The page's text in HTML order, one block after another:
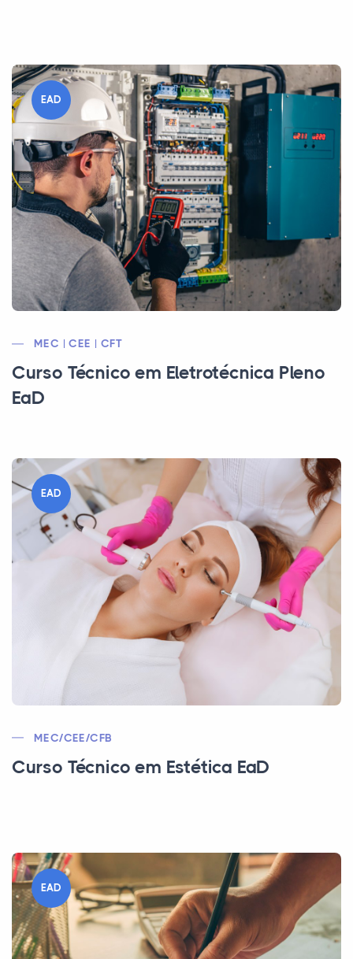
EAD
MEC | CEE | CFT
Curso Técnico em Eletrotécnica Pleno
EaD
EAD
MEC/CEE/CFB
Curso Técnico em Estética EaD
EAD